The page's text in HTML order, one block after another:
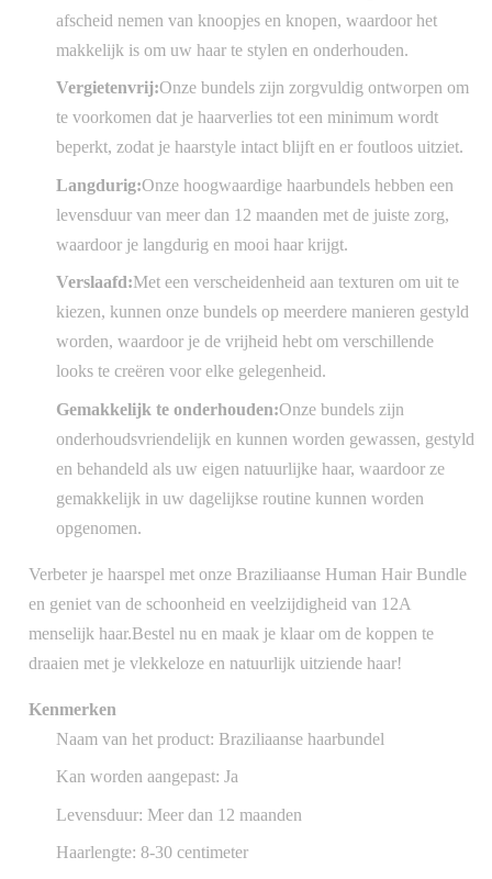
afscheid nemen van knoopjes en knopen, waardoor het
makkelijk is om uw haar te stylen en onderhouden.
Vergietenvrij:Onze bundels zijn zorgvuldig ontworpen om
te voorkomen dat je haarverlies tot een minimum wordt
beperkt, zodat je haarstyle intact blijft en er foutloos uitziet.
Langdurig:Onze hoogwaardige haarbundels hebben een
levensduur van meer dan 12 maanden met de juiste zorg,
waardoor je langdurig en mooi haar krijgt.
Verslaafd:Met een verscheidenheid aan texturen om uit te
kiezen, kunnen onze bundels op meerdere manieren gestyld
worden, waardoor je de vrijheid hebt om verschillende
looks te creëren voor elke gelegenheid.
Gemakkelijk te onderhouden:Onze bundels zijn
onderhoudsvriendelijk en kunnen worden gewassen, gestyld
en behandeld als uw eigen natuurlijke haar, waardoor ze
gemakkelijk in uw dagelijkse routine kunnen worden
opgenomen.
Verbeter je haarspel met onze Braziliaanse Human Hair Bundle
en geniet van de schoonheid en veelzijdigheid van 12A
menselijk haar.Bestel nu en maak je klaar om de koppen te
draaien met je vlekkeloze en natuurlijk uitziende haar!
Kenmerken
Naam van het product: Braziliaanse haarbundel
Kan worden aangepast: Ja
Levensduur: Meer dan 12 maanden
Haarlengte: 8-30 centimeter